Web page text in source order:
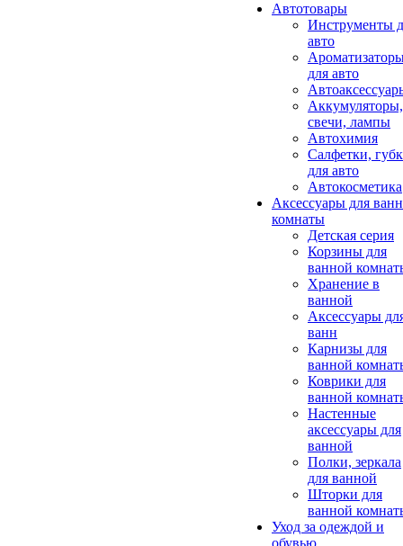
Автотовары
Инструменты
авто
для авто
Аккумуляторы,
свечи, лампы
Автохимия
Салфетки,
для авто
Автокосметика
Аксессуары для
комнаты
Детская серия
Корзины для
ванной
Хранение в
ванной
Аксессуары
ванн
Карнизы для
ванной
Коврики для
ванной
Настенные
аксессуары для
ванной
Полки, зеркала
для ванной
Шторки для
ванной
Уход за одеждой и
обувью